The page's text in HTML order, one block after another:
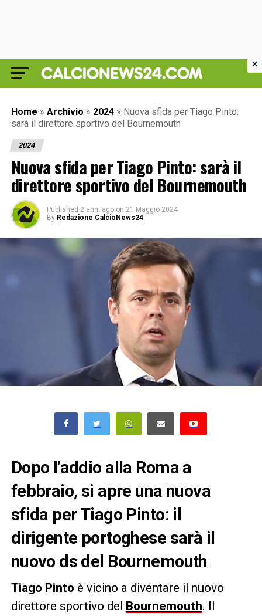
Home » Archivio » 2024 » Nuova sfida per Tiago Pinto:
sarà il direttore sportivo del Bournemouth
2024
Nuova sfida per Tiago Pinto: sarà il
direttore sportivo del Bournemouth
Published 2 anni ago on 21 Maggio 2024
By Redazione CalcioNews24
Dopo l’addio alla Roma a
febbraio, si apre una nuova
sfida per Tiago Pinto: il
dirigente portoghese sarà il
nuovo ds del Bournemouth
Tiago Pinto è vicino a diventare il nuovo
direttore sportivo del Bournemouth. Il
×